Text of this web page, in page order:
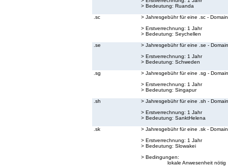
> Bedeutung: Ruanda
.sc
> Jahresgebühr für eine .sc - Domain
> Erstverrechnung: 1 Jahr
> Bedeutung: Seychellen
.se
> Jahresgebühr für eine .se - Domain
> Erstverrechnung: 1 Jahr
> Bedeutung: Schweden
.sg
> Jahresgebühr für eine .sg - Domain
> Erstverrechnung: 1 Jahr
> Bedeutung: Singapur
.sh
> Jahresgebühr für eine .sh - Domain
> Erstverrechnung: 1 Jahr
> Bedeutung: SanktHelena
.sk
> Jahresgebühr für eine .sk - Domain
> Erstverrechnung: 1 Jahr
> Bedeutung: Slowakei
> Bedingungen:
lokale Anwesenheit nötig